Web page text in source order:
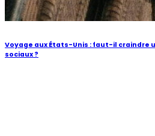
Voyage aux États-Unis : faut-il craindre
sociaux ?